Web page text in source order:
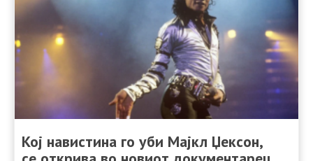
Кој навистина го уби Мајкл Џексон,